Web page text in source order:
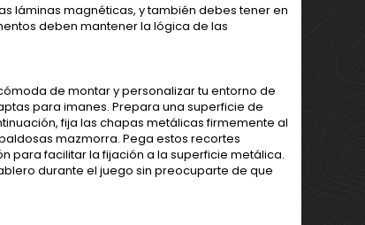
láminas magnéticas, y también debes tener en
deben mantener la lógica de las
de montar y personalizar tu entorno de
para imanes. Prepara una superficie de
fija las chapas metálicas firmemente al
mazmorra. Pega estos recortes
para facilitar la fijación a la superficie metálica.
durante el juego sin preocuparte de que